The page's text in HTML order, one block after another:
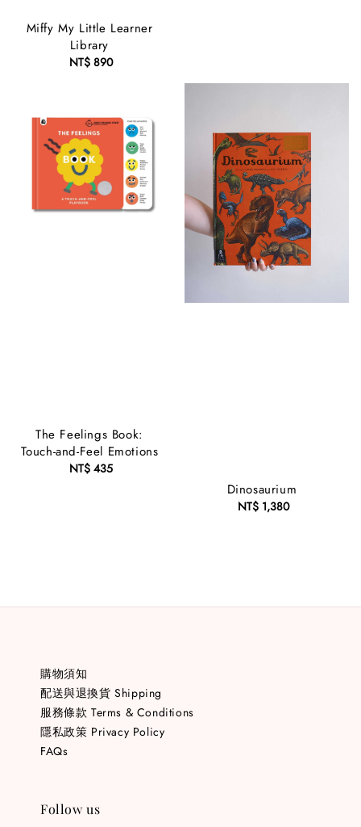
Miffy My Little Learner
Library
Regular
NT$ 890
The Feelings Book:
Touch-and-Feel Emotions
Regular
NT$ 435
Dinosaurium
Regular
NT$ 1,380
購物須知
配送與退換貨 Shipping
服務條款 Terms & Conditions
隱私政策 Privacy Policy
FAQs
Follow us